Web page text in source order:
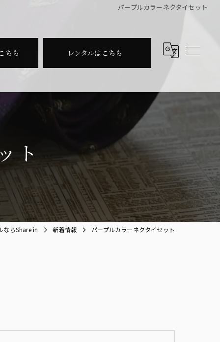
パープルカラーネクタイセット
ちら レンタルはこちら
ト
ならShare in 新着情報 パープルカラーネクタイセット